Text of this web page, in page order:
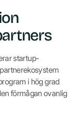
startup-
i hög grad
förmågan ovanlig